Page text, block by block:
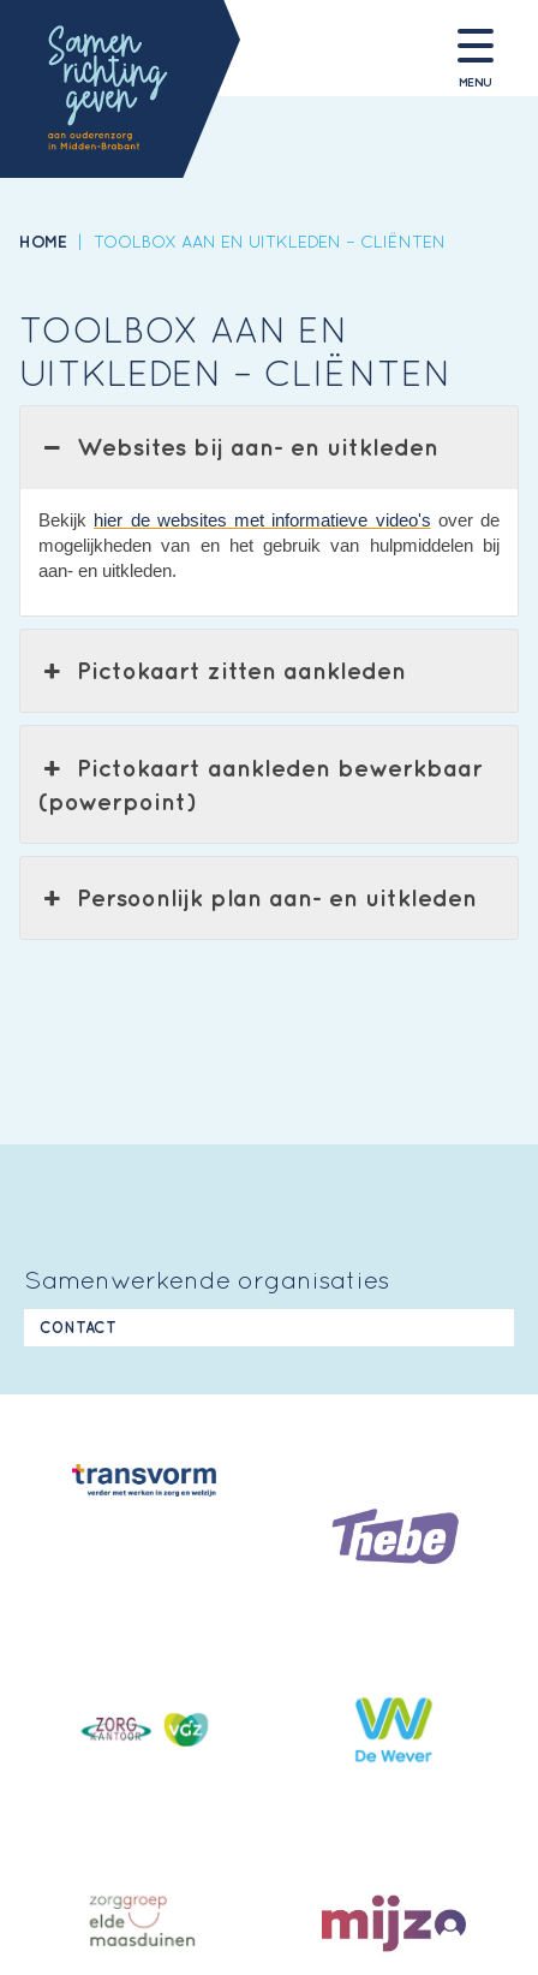
MENU
HOME | TOOLBOX AAN EN UITKLEDEN – CLIËNTEN
TOOLBOX AAN EN
UITKLEDEN – CLIËNTEN
Websites bij aan- en uitkleden
Bekijk hier de websites met informatieve video's over de
mogelijkheden van en het gebruik van hulpmiddelen bij
aan- en uitkleden.
Pictokaart zitten aankleden
Pictokaart aankleden bewerkbaar
(powerpoint)
Persoonlijk plan aan- en uitkleden
Samenwerkende organisaties
CONTACT